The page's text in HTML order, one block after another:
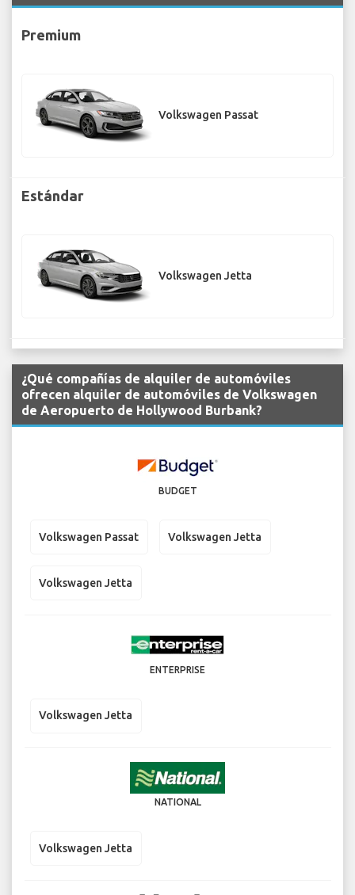
Premium
Volkswagen Passat
Estándar
Volkswagen Jetta
¿Qué compañías de alquiler de automóviles
ofrecen alquiler de automóviles de Volkswagen
de Aeropuerto de Hollywood Burbank?
BUDGET
Volkswagen Passat Volkswagen Jetta
Volkswagen Jetta
ENTERPRISE
Volkswagen Jetta
NATIONAL
Volkswagen Jetta